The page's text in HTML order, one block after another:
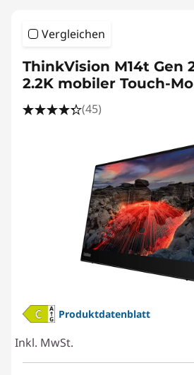
Vergleichen
ThinkVision M14t Gen 2
2.2K mobiler Touch-
(45)
Produktdatenblatt
Inkl. MwSt.